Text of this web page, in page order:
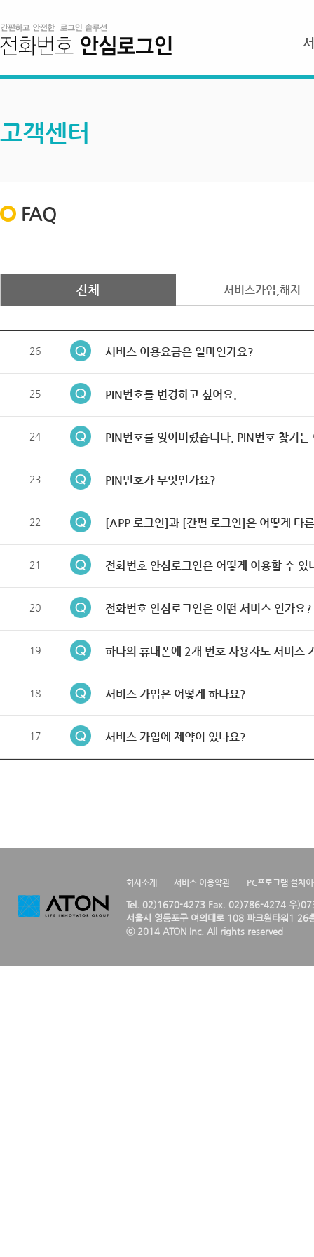
고객센터
FAQ
전체 서비스가입,해지
26 서비스 이용요금은 얼마인가요?
25 PIN번호를 변경하고 싶어요.
24 PIN번호를 잊어버렸습니다. PIN번호 찾기는
23 PIN번호가 무엇인가요?
22 [APP 로그인]과 [간편 로그인]은 어떻게 다
21 전화번호 안심로그인은 어떻게 이용할 수 있
20 전화번호 안심로그인은 어떤 서비스 인가요?
19 하나의 휴대폰에 2개 번호 사용자도 서비스
18 서비스 가입은 어떻게 하나요?
17 서비스 가입에 제약이 있나요?
회사소개 서비스 이용약관 PC프로그램 설치
Tel. 02)1670-4273 Fax. 02)786-4274 우
서울시 영등포구 여의대로 108 파크원타워1 26
ⓒ 2014 ATON Inc. All rights reserved